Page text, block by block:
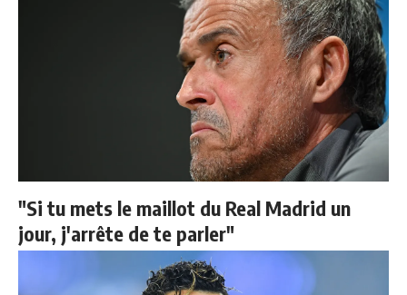
"Si tu mets le maillot du Real Madrid un
jour, j'arrête de te parler"